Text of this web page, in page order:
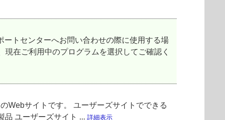
トセンターへお問い合わせの際に使用する場
在ご利用中のプログラムを選択してご確認く
Webサイトです。 ユーザーズサイトでできる
ユーザーズサイト ... 詳細表示